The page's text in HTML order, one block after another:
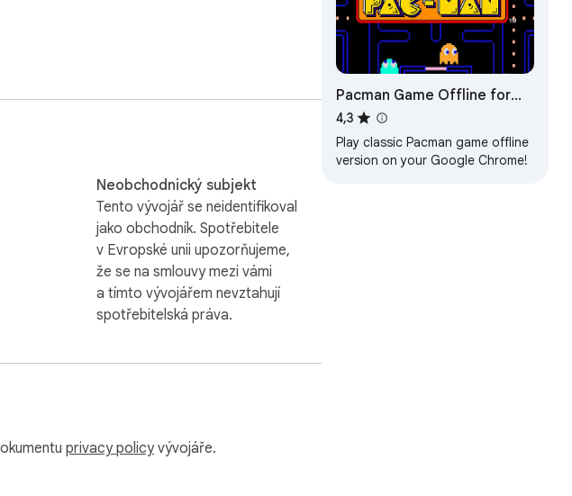
try this game with the Web version by
Neobchodnický subjekt
Tento vývojář se neidentifikoval
jako obchodník. Spotřebitele
v Evropské unii upozorňujeme,
že se na smlouvy mezi vámi
a tímto vývojářem nevztahují
spotřebitelská práva.
privacy policyvývojáře.
Pacman Game Offline for
Google Chrome
4,3
Play classic Pacman game offline
version on your Google Chrome!